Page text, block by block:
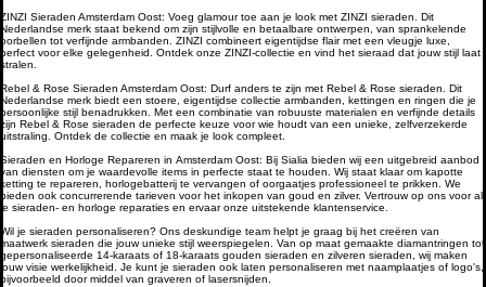
ZINZI Sieraden Amsterdam Oost: Voeg glamour toe aan je look met ZINZI sieraden. Dit
Nederlandse merk staat bekend om zijn stijlvolle en betaalbare ontwerpen, van sprankelende
oorbellen tot verfijnde armbanden. ZINZI combineert eigentijdse flair met een vleugje luxe,
perfect voor elke gelegenheid. Ontdek onze ZINZI-collectie en vind het sieraad dat jouw stijl laat
stralen.
Rebel & Rose Sieraden Amsterdam Oost: Durf anders te zijn met Rebel & Rose sieraden. Dit
Nederlandse merk biedt een stoere, eigentijdse collectie armbanden, kettingen en ringen die je
persoonlijke stijl benadrukken. Met een combinatie van robuuste materialen en verfijnde details
zijn Rebel & Rose sieraden de perfecte keuze voor wie houdt van een unieke, zelfverzekerde
uitstraling. Ontdek de collectie en maak je look compleet.
Sieraden en Horloge Repareren in Amsterdam Oost: Bij Sialia bieden wij een uitgebreid aanbod
van diensten om je waardevolle items in perfecte staat te houden. Wij staat klaar om kapotte
ketting te repareren, horlogebatterij te vervangen of oorgaatjes professioneel te prikken. We
bieden ook concurrerende tarieven voor het inkopen van goud en zilver. Vertrouw op ons voor al
je sieraden- en horloge reparaties en ervaar onze uitstekende klantenservice.
Wil je sieraden personaliseren? Ons deskundige team helpt je graag bij het creëren van
maatwerk sieraden die jouw unieke stijl weerspiegelen. Van op maat gemaakte diamantringen tot
gepersonaliseerde 14-karaats of 18-karaats gouden sieraden en zilveren sieraden, wij maken
jouw visie werkelijkheid. Je kunt je sieraden ook laten personaliseren met naamplaatjes of logo's,
bijvoorbeeld door middel van graveren of lasersnijden.